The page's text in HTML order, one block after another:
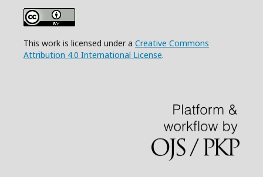
This work is licensed under a Creative Commons
Attribution 4.0 International License.